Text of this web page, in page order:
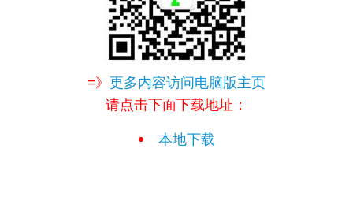
=》 更多内容访问电脑版主页
请点击下面下载地址：
本地下载